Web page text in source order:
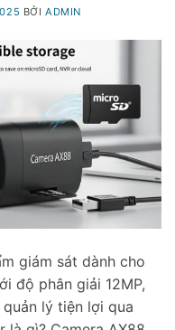
BỞI ADMIN
giám sát dành cho
độ phân giải 12MP,
lý tiện lợi qua